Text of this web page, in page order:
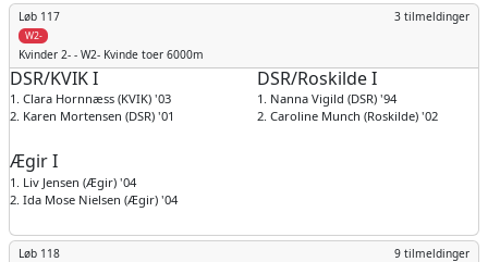
Løb 117 3 tilmeldinger
W2-
Kvinder 2- - W2- Kvinde toer 6000m
DSR/KVIK I
1. Clara Hornnæss (KVIK) '03
2. Karen Mortensen (DSR) '01
DSR/Roskilde I
1. Nanna Vigild (DSR) '94
2. Caroline Munch (Roskilde) '02
Ægir I
1. Liv Jensen (Ægir) '04
2. Ida Mose Nielsen (Ægir) '04
Løb 118 9 tilmeldinger